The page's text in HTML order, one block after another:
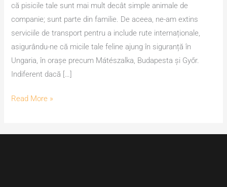
că pisicile tale sunt mai mult decât simple animale de
companie; sunt parte din familie. De aceea, ne-am extins
serviciile de transport pentru a include rute internaționale,
asigurându-ne că micile tale feline ajung în siguranță în
Ungaria, în orașe precum Mátészalka, Budapesta și Győr.
Indiferent dacă […]
Read More »